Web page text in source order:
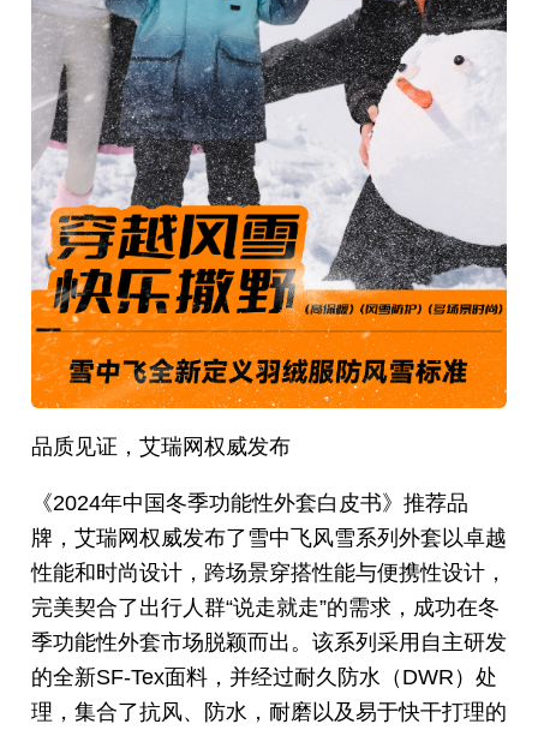
品质见证，艾瑞网权威发布
《2024年中国冬季功能性外套白皮书》推荐品
牌，艾瑞网权威发布了雪中飞风雪系列外套以卓越
性能和时尚设计，跨场景穿搭性能与便携性设计，
完美契合了出行人群“说走就走”的需求，成功在冬
季功能性外套市场脱颖而出。该系列采用自主研发
的全新SF-Tex面料，并经过耐久防水（DWR）处
理，集合了抗风、防水，耐磨以及易于快干打理的